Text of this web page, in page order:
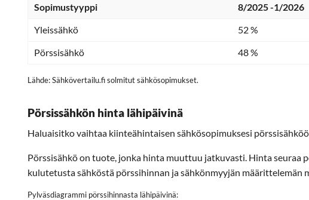
Sopimustyyppi 8/2025 -1/2026
Yleissähkö
52 %
Pörssisähkö
48 %
Lähde: Sähkövertailu.fi solmitut sähkösopimukset.
Pörsissähkön hinta lähipäivinä
Haluaisitko vaihtaa kiinteähintaisen sähkösopimuksesi
Pörssisähkö on tuote, jonka hinta muuttuu jatkuvasti. Hinta
kulutetusta sähköstä pörssihinnan ja sähkönmyyjän määrittelemän
Pylväsdiagrammi pörssihinnasta lähipäivinä: